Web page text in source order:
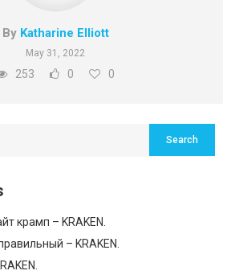
By Katharine Elliott
May 31, 2022
253 0 0
крамп – KRAKEN.
– KRAKEN.